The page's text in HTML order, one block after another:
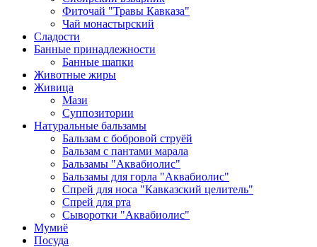
Фиточай "Травы Кавказа"
Чай монастырский
Сладости
Банные принадлежности
Банные шапки
Животные жиры
Живица
Мази
Суппозитории
Натуральные бальзамы
Бальзам с бобровой струёй
Бальзам с пантами марала
Бальзамы "Аквабиолис"
Бальзамы для горла "Аквабиолис"
Спрей для носа "Кавказский целитель"
Спрей для рта
Сыворотки "Аквабиолис"
Мумиё
Посуда